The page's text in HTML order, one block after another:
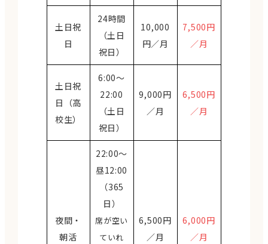
土日祝
日
24時間
（土日
祝日）
10,000
円／月
7,500円
／月
土日祝
日（高
校生）
6:00〜
22:00
（土日
祝日）
9,000円
／月
6,500円
／月
夜間・
朝活
22:00〜
昼12:00
（365
日）
席が空い
ていれ
6,500円
／月
6,000円
／月